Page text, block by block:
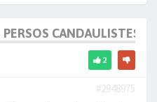
CANDAULISTES
2
#2948975